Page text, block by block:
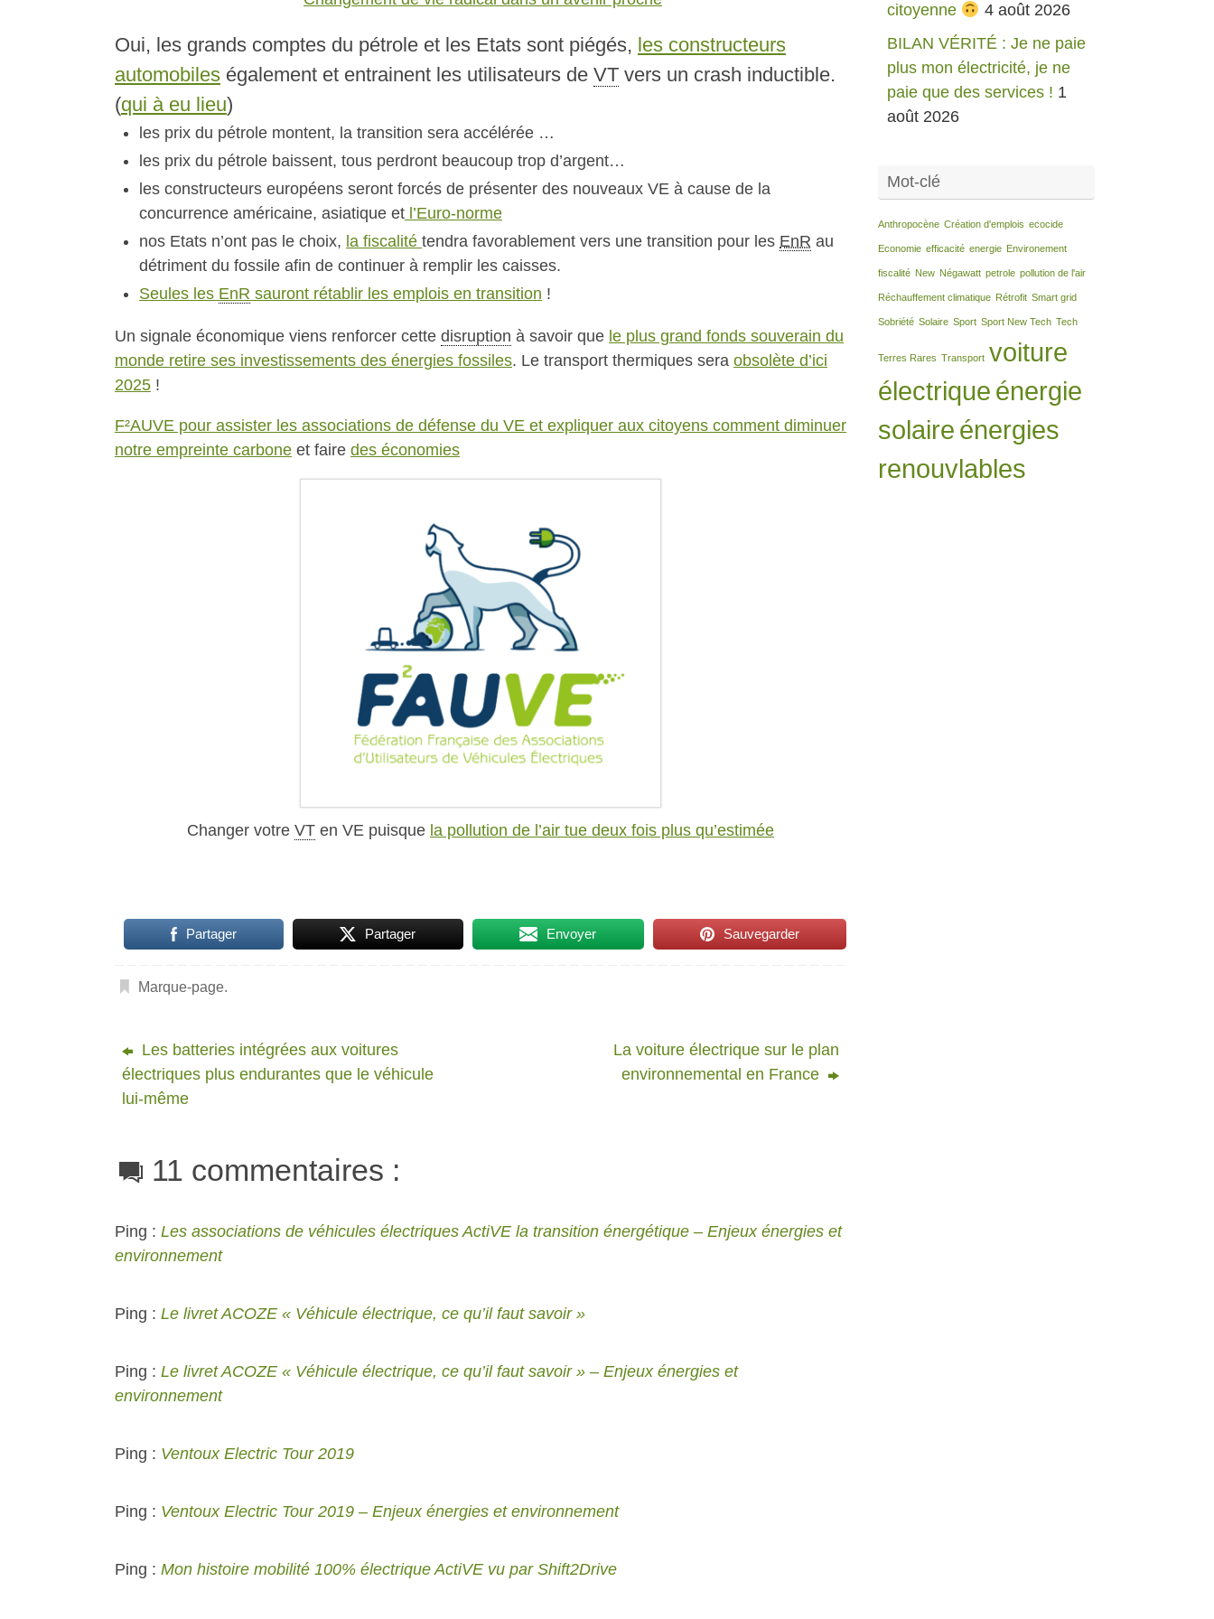
Oui, les grands comptes du pétrole et les Etats sont piégés, les constructeurs
automobiles également et entrainent les utilisateurs de VT vers un crash inductible.
(qui à eu lieu)
les prix du pétrole montent, la transition sera accélérée …
les prix du pétrole baissent, tous perdront beaucoup trop d’argent…
les constructeurs européens seront forcés de présenter des nouveaux VE à cause de la
concurrence américaine, asiatique et l’Euro-norme
nos Etats n’ont pas le choix, la fiscalité tendra favorablement vers une transition pour les EnR au
détriment du fossile afin de continuer à remplir les caisses.
Seules les EnR sauront rétablir les emplois en transition !
Un signale économique viens renforcer cette disruption à savoir que le plus grand fonds souverain du
monde retire ses investissements des énergies fossiles. Le transport thermiques sera obsolète d’ici
2025 !
F²AUVE pour assister les associations de défense du VE et expliquer aux citoyens comment diminuer
notre empreinte carbone et faire des économies
Changer votre VT en VE puisque la pollution de l’air tue deux fois plus qu’estimée
Partager Partager Envoyer Sauvegarder
Marque-page.
Les batteries intégrées aux voitures
électriques plus endurantes que le véhicule
lui-même
La voiture électrique sur le plan
environnemental en France
11 commentaires :
Ping : Les associations de véhicules électriques ActiVE la transition énergétique – Enjeux énergies et
environnement
Ping : Le livret ACOZE « Véhicule électrique, ce qu’il faut savoir »
Ping : Le livret ACOZE « Véhicule électrique, ce qu’il faut savoir » – Enjeux énergies et
environnement
Ping : Ventoux Electric Tour 2019
Ping : Ventoux Electric Tour 2019 – Enjeux énergies et environnement
Ping : Mon histoire mobilité 100% électrique ActiVE vu par Shift2Drive
citoyenne
4 août 2026
BILAN VÉRITÉ : Je ne paie
plus mon électricité, je ne
paie que des services ! 1
août 2026
Mot-clé
Anthropocène Création d'emplois ecocide
Economie efficacité energie Environement
fiscalité New Négawatt petrole pollution de l'air
Réchauffement climatique Rétrofit Smart grid
Sobriété Solaire Sport Sport New Tech Tech
Terres Rares Transport voiture
électrique énergie
solaire énergies
renouvlables